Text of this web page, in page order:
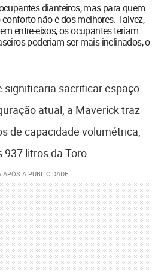
dianteiros, mas para quem
não é dos melhores. Talvez,
entre-eixos, os ocupantes teriam
poderiam ser mais inclinados, o
significaria sacrificar espaço
atual, a Maverick traz
de capacidade volumétrica,
litros da Toro.